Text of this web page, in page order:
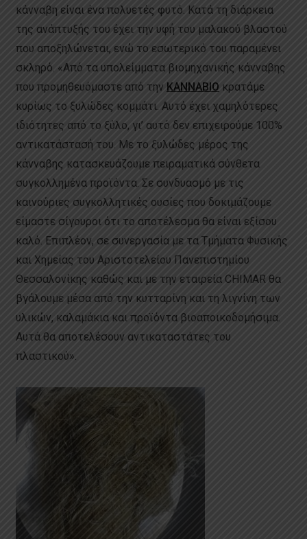
κάνναβη είναι ένα πολυετές φυτό. Κατά τη διάρκεια
της ανάπτυξής του έχει την υφή του μαλακού βλαστού
που αποξηλώνεται, ενώ το εσωτερικό του παραμένει
σκληρό. «Από τα υπολείμματα βιομηχανικής κάνναβης
που προμηθευόμαστε από την ΚΑΝNΑΒΙΟ κρατάμε
κυρίως το ξυλώδες κομμάτι. Αυτό έχει χαμηλότερες
ιδιότητες από το ξύλο, γι’ αυτό δεν επιχειρούμε 100%
αντικατάστασή του. Με το ξυλώδες μέρος της
κάνναβης κατασκευάζουμε πειραματικά σύνθετα
συγκολλημένα προϊόντα. Σε συνδυασμό με τις
καινούριες συγκολλητικές ουσίες που δοκιμάζουμε
είμαστε σίγουροι ότι το αποτέλεσμα θα είναι εξίσου
καλό. Επιπλέον, σε συνεργασία με τα Τμήματα Φυσικής
και Χημείας του Αριστοτελείου Πανεπιστημίου
Θεσσαλονίκης καθώς και με την εταιρεία CHIMAR θα
βγάλουμε μέσα από την κυτταρίνη και τη λιγνίνη των
υλικών, καλαμάκια και προϊόντα βιοαποικοδομήσιμα.
Αυτά θα αποτελέσουν αντικαταστάτες του
πλαστικού».